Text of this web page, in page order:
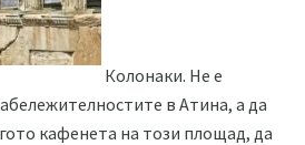
Колонаки. Не е
в Атина, а да
кафенета на този площад, да